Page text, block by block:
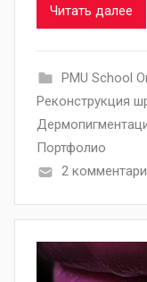
Читать далее
PMU School
Pеконструкция
Портфолио
2